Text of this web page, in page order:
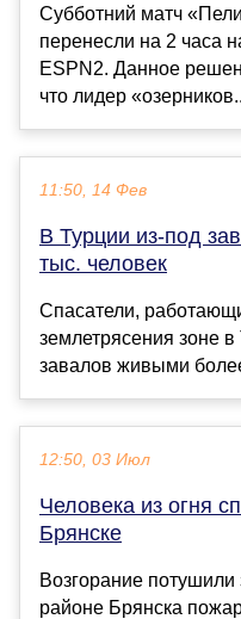
Субботний матч
перенесли на 2 часа
ESPN2. Данное
что лидер
11:50, 14 Фев
В Турции из-под
тыс. человек
Спасатели,
землетрясения зоне
завалов живыми
12:50, 03 Июл
Человека из огня
Брянске
Возгорание
районе Брянска